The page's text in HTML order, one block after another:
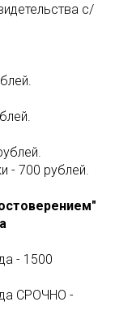
с/
- 700 рублей.
- 1500
СРОЧНО -